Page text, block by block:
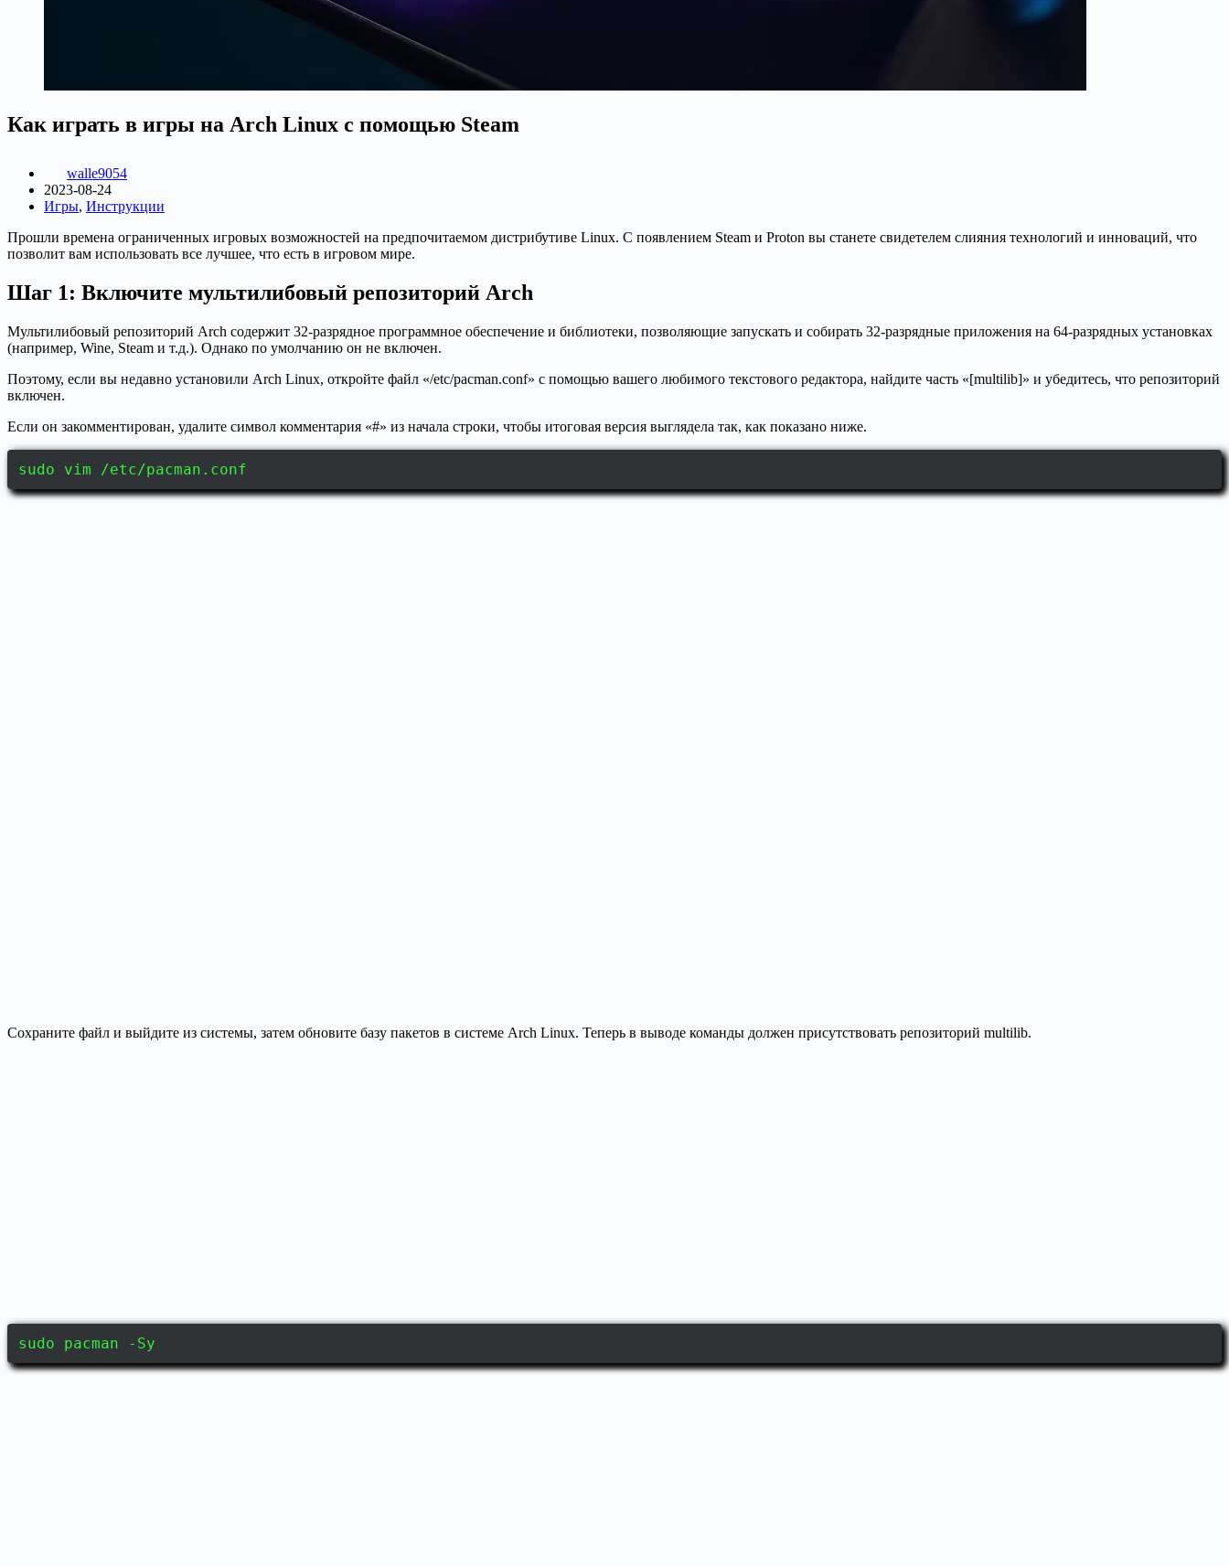
Как играть в игры на Arch Linux с помощью Steam
walle9054
2023-08-24
Игры, Инструкции
Прошли времена ограниченных игровых возможностей на предпочитаемом дистрибутиве Linux. С появлением Steam и Proton вы станете свидетелем слияния технологий и инноваций, что
позволит вам использовать все лучшее, что есть в игровом мире.
Шаг 1: Включите мультилибовый репозиторий Arch
Мультилибовый репозиторий Arch содержит 32-разрядное программное обеспечение и библиотеки, позволяющие запускать и собирать 32-разрядные приложения на 64-разрядных установках
(например, Wine, Steam и т.д.). Однако по умолчанию он не включен.
Поэтому, если вы недавно установили Arch Linux, откройте файл «/etc/pacman.conf» с помощью вашего любимого текстового редактора, найдите часть «[multilib]» и убедитесь, что репозиторий
включен.
Если он закомментирован, удалите символ комментария «#» из начала строки, чтобы итоговая версия выглядела так, как показано ниже.
sudo vim /etc/pacman.conf
Сохраните файл и выйдите из системы, затем обновите базу пакетов в системе Arch Linux. Теперь в выводе команды должен присутствовать репозиторий multilib.
sudo pacman -Sy